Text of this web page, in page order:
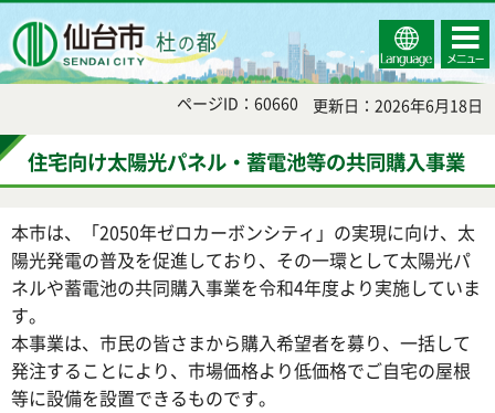
Select
Language
コンテ
ンツメ
ニュー
ページID：60660 更新日：2026年6月18日
住宅向け太陽光パネル・蓄電池等の共同購入事業
本市は、「2050年ゼロカーボンシティ」の実現に向け、太
陽光発電の普及を促進しており、その一環として太陽光パ
ネルや蓄電池の共同購入事業を令和4年度より実施していま
す。
本事業は、市民の皆さまから購入希望者を募り、一括して
発注することにより、市場価格より低価格でご自宅の屋根
等に設備を設置できるものです。